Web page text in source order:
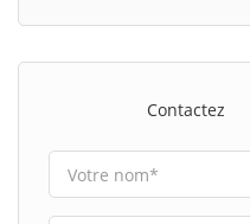
Contactez